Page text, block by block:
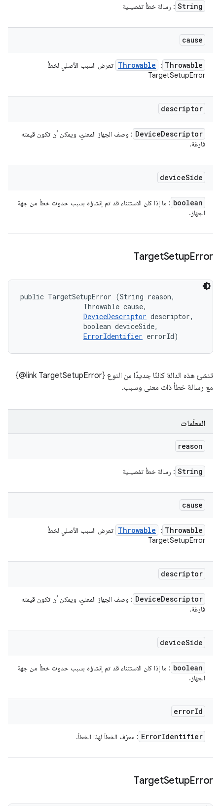
String : رسالة خطأ تفصيلية
cause
Throwable
:
Throwable تعرض السبب الأصلي لخطأ
TargetSetupError
descriptor
DeviceDescriptor
: وصف الجهاز المعنيّ، ويمكن أن تكون قيمته
فارغة.
deviceSide
boolean : ما إذا كان الاستثناء قد تم إنشاؤه بسبب حدوث خطأ من جهة
الجهاز.
TargetSetupError
public TargetSetupError (String reason,
                Throwable cause,
DeviceDescriptor descriptor,
                boolean deviceSide,
ErrorIdentifier errorId)
تنشئ هذه الدالة كائنًا جديدًا من النوع ‎{@link TargetSetupError}
مع رسالة خطأ ذات معنى وسبب.
المعلَمات
reason
String : رسالة خطأ تفصيلية
cause
Throwable
:
Throwable تعرض السبب الأصلي لخطأ
TargetSetupError
descriptor
DeviceDescriptor
: وصف الجهاز المعنيّ، ويمكن أن تكون قيمته
فارغة.
deviceSide
boolean : ما إذا كان الاستثناء قد تم إنشاؤه بسبب حدوث خطأ من جهة
الجهاز.
errorId
ErrorIdentifier : معرّف الخطأ لهذا الخطأ.
TargetSetupError